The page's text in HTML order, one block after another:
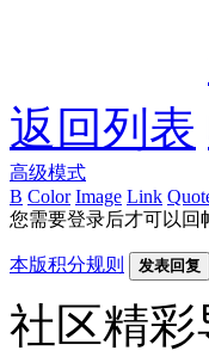
返回列表
高级模式
B Color Image Link
您需要登录后才可以回
本版积分规则 发表回复
社区精彩